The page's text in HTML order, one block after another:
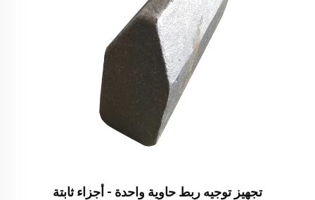
تجهيز توجيه ربط حاوية واحدة - أجزاء ثابتة